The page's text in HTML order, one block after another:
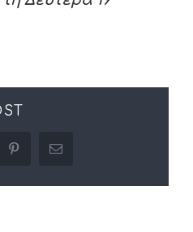
pinterestEmail